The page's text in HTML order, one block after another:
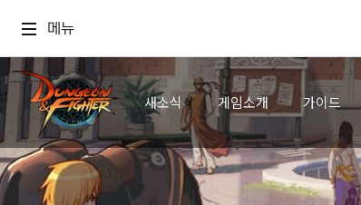
메뉴
새소식 게임소개 가이드